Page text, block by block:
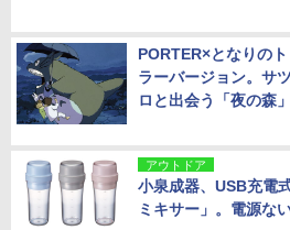
PORTER×となりの
ラーバージョン。サ
ロと出会う「夜の森
アウトドア
小泉成器、USB充電
ミキサー」。電源な